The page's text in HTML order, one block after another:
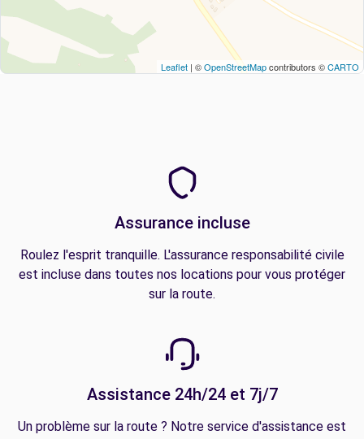
Leaflet | ©OpenStreetMapcontributors ©CARTO
Assurance incluse
Roulez l'esprit tranquille. L'assurance responsabilité civile
est incluse dans toutes nos locations pour vous protéger
sur la route.
Assistance 24h/24 et 7j/7
Un problème sur la route ? Notre service d'assistance est